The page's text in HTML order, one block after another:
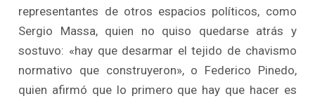
representantes de otros espacios políticos, como
Sergio Massa, quien no quiso quedarse atrás y
sostuvo: «hay que desarmar el tejido de chavismo
normativo que construyeron», o Federico Pinedo,
quien afirmó que lo primero que hay que hacer es